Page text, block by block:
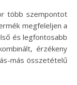
több szempontot
megfeleljen a
és legfontosabb
érzékeny
más összetételű